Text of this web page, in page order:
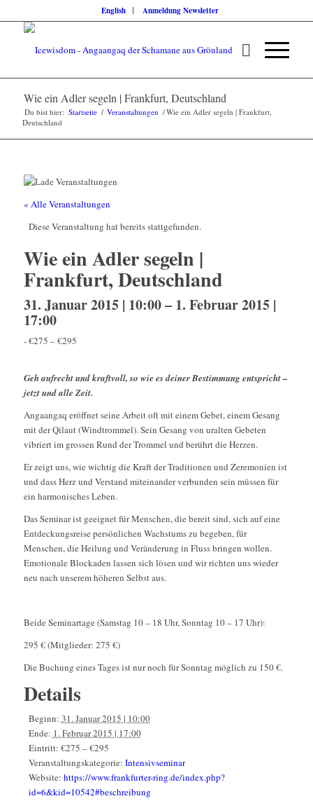
English Anmeldung Newsletter
Wie ein Adler segeln | Frankfurt, Deutschland
Du bist hier: Startseite / Veranstaltungen /Wie ein Adler segeln | Frankfurt,
Deutschland
« Alle Veranstaltungen
Diese Veranstaltung hat bereits stattgefunden.
Wie ein Adler segeln |
Frankfurt, Deutschland
31. Januar 2015 | 10:00– 1. Februar 2015 |
17:00
-€275 – €295
Geh aufrecht und kraftvoll, so wie es deiner Bestimmung entspricht –
jetzt und alle Zeit.
Angaangaq eröffnet seine Arbeit oft mit einem Gebet, einem Gesang
mit der Qilaut (Windtrommel). Sein Gesang von uralten Gebeten
vibriert im grossen Rund der Trommel und berührt die Herzen.
Er zeigt uns, wie wichtig die Kraft der Traditionen und Zeremonien ist
und dass Herz und Verstand miteinander verbunden sein müssen für
ein harmonisches Leben.
Das Seminar ist geeignet für Menschen, die bereit sind, sich auf eine
Entdeckungsreise persönlichen Wachstums zu begeben, für
Menschen, die Heilung und Veränderung in Fluss bringen wollen.
Emotionale Blockaden lassen sich lösen und wir richten uns wieder
neu nach unserem höheren Selbst aus.
Beide Seminartage (Samstag 10 – 18 Uhr, Sonntag 10 – 17 Uhr):
295 € (Mitglieder: 275 €)
Die Buchung eines Tages ist nur noch für Sonntag möglich zu 150 €.
Details
Beginn: 31. Januar 2015 | 10:00
Ende: 1. Februar 2015 | 17:00
Eintritt: €275 – €295
Veranstaltungskategorie: Intensivseminar
Website: https://www.frankfurter-ring.de/index.php?
id=6&kid=10542#beschreibung